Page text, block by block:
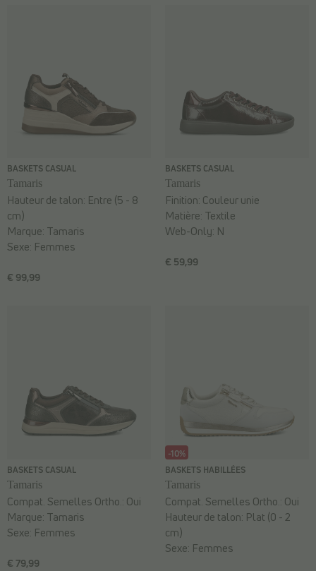
BASKETS CASUAL
Tamaris
€ 99,99
Hauteur de talon: Entre (5 - 8
cm)
Marque: Tamaris
Sexe: Femmes
BASKETS CASUAL
Tamaris
€ 59,99
Finition: Couleur unie
Matière: Textile
Web-Only: N
BASKETS CASUAL
Tamaris
€ 79,99
Compat. Semelles Ortho.: Oui
Marque: Tamaris
Sexe: Femmes
-10%
BASKETS HABILLÉES
Tamaris
Compat. Semelles Ortho.: Oui
Hauteur de talon: Plat (0 - 2
cm)
Sexe: Femmes